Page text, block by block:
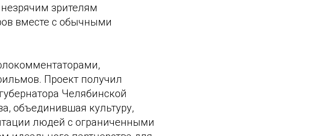
зрителям
вместе с обычными
Проект получил
Челябинской
объединившая культуру,
людей с ограниченными